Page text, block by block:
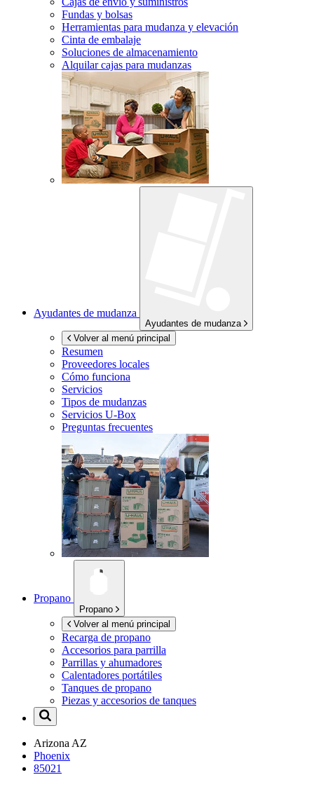
Fundas y bolsas
Herramientas para mudanza y elevación
Cinta de embalaje
Soluciones de almacenamiento
Alquilar cajas para mudanzas
Ayudantes de mudanza
Ayudantes de mudanza
Volver al menú principal
Resumen
Proveedores locales
Cómo funciona
Servicios
Tipos de mudanzas
Servicios U-Box
Preguntas frecuentes
Propano
Propano
Volver al menú principal
Recarga de propano
Accesorios para parrilla
Parrillas y ahumadores
Calentadores portátiles
Tanques de propano
Piezas y accesorios de tanques
Arizona AZ
Phoenix
85021